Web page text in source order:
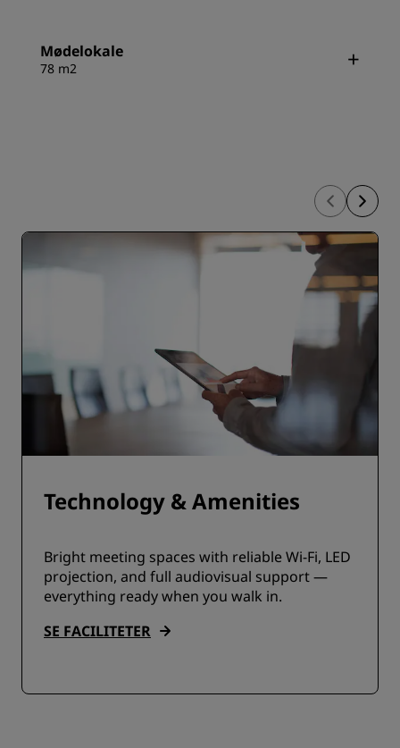
Mødelokale
78 m2
Technology & Amenities
Bright meeting spaces with reliable Wi-Fi, LED
projection, and full audiovisual support —
everything ready when you walk in.
SE FACILITETER